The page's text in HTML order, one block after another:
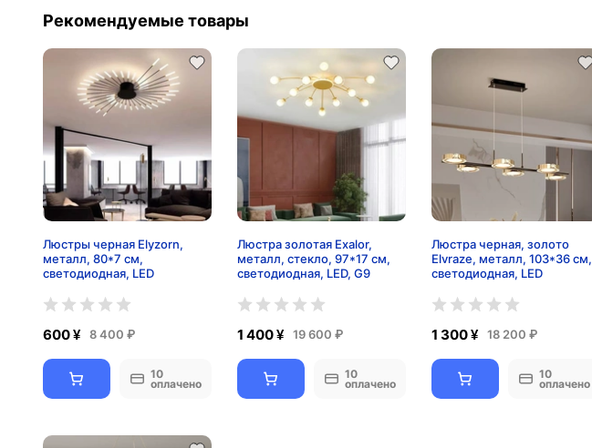
Рекомендуемые товары
Люстры черная Elyzorn,
металл, 80*7 см,
светодиодная, LED
600 ¥ 8 400 ₽
10
оплачено
Люстра золотая Exalor,
металл, стекло, 97*17 см,
светодиодная, LED, G9
1 400 ¥ 19 600 ₽
10
оплачено
Люстра черная, золото
Elvraze, металл, 103*36 см,
светодиодная, LED
1 300 ¥ 18 200 ₽
10
оплачено